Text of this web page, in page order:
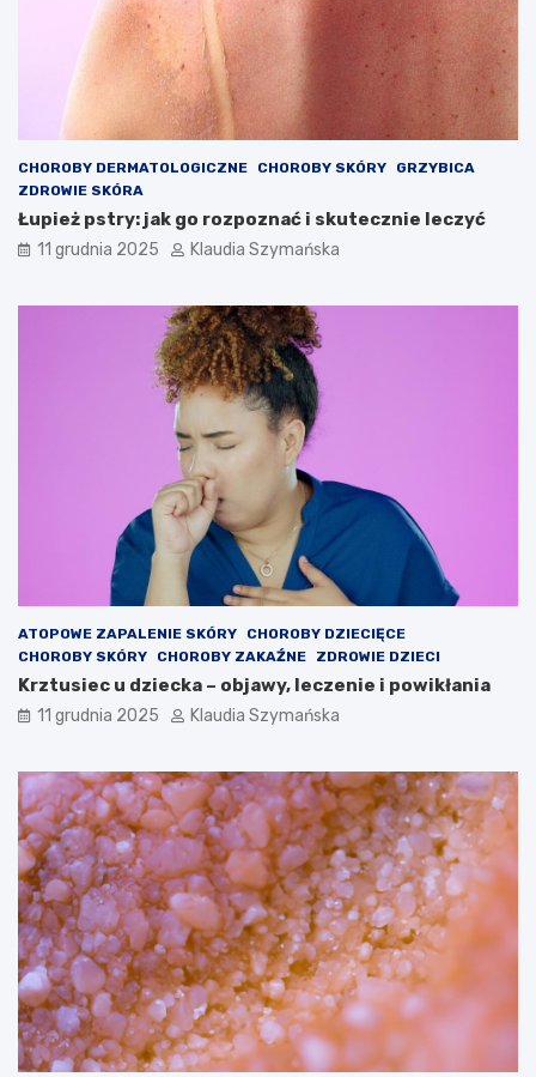
CHOROBY DERMATOLOGICZNE CHOROBY SKÓRY
GRZYBICA
ZDROWIE SKÓRA
Łupież pstry: jak go rozpoznać i skutecznie leczyć
11 grudnia 2025 Klaudia Szymańska
ATOPOWE ZAPALENIE SKÓRY
CHOROBY DZIECIĘCE
CHOROBY SKÓRY
CHOROBY ZAKAŹNE ZDROWIE DZIECI
Krztusiec u dziecka – objawy, leczenie i powikłania
11 grudnia 2025 Klaudia Szymańska